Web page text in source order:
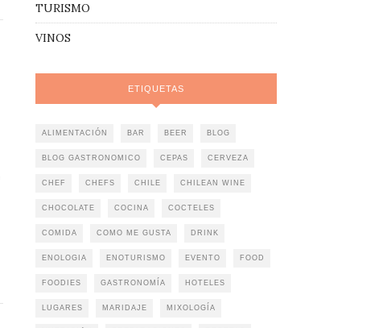
TURISMO
VINOS
ETIQUETAS
ALIMENTACIÓN BAR BEER BLOG
BLOG GASTRONOMICO CEPAS CERVEZA
CHEF CHEFS CHILE CHILEAN WINE
CHOCOLATE COCINA COCTELES
COMIDA COMO ME GUSTA DRINK
ENOLOGIA ENOTURISMO EVENTO FOOD
FOODIES GASTRONOMÍA HOTELES
LUGARES MARIDAJE MIXOLOGÍA